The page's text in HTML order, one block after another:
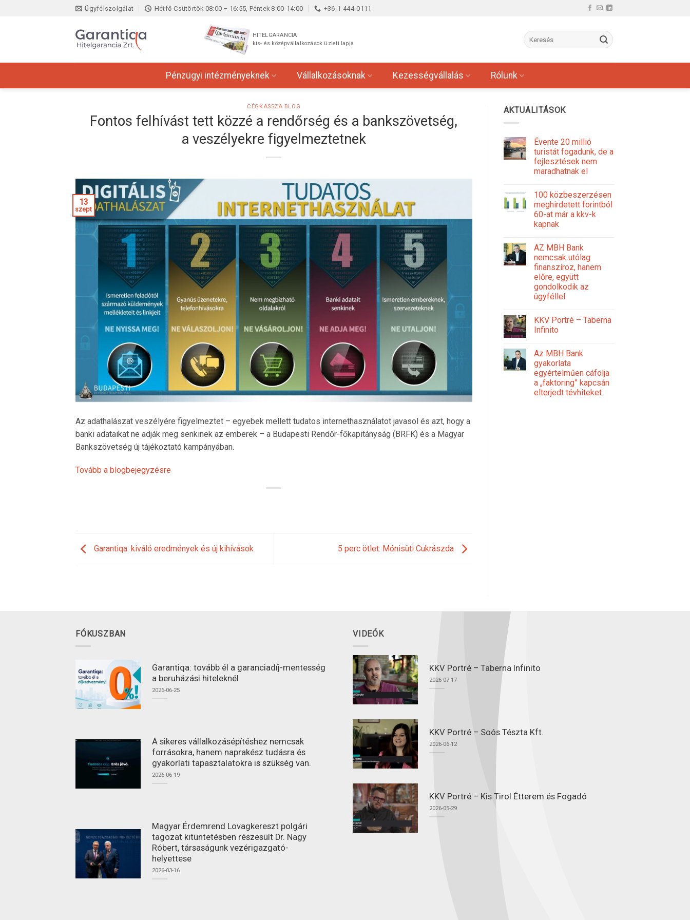
Ügyfélszolgálat Hétfő-Csütörtök 08:00 – 16:55, Péntek 8:00-14:00 +36-1-444-0111
HITELGARANCIA
kis- és középvállalkozások üzleti lapja
Pénzügyi intézményeknek Vállalkozásoknak Kezességvállalás Rólunk
CÉGKASSZA BLOG
Fontos felhívást tett közzé a rendőrség és a bankszövetség,
a veszélyekre figyelmeztetnek
13
szept
Az adathalászat veszélyére figyelmeztet – egyebek mellett tudatos internethasználatot javasol és azt, hogy a
banki adataikat ne adják meg senkinek az emberek – a Budapesti Rendőr-főkapitányság (BRFK) és a Magyar
Bankszövetség új tájékoztató kampányában.
Tovább a blogbejegyzésre
Garantiqa: kiváló eredmények és új kihívások 5 perc ötlet: Mónisüti Cukrászda
AKTUALITÁSOK
Évente 20 millió
turistát fogadunk, de a
fejlesztések nem
maradhatnak el
100 közbeszerzésen
meghirdetett forintból
60-at már a kkv-k
kapnak
AZ MBH Bank
nemcsak utólag
finanszíroz, hanem
előre, együtt
gondolkodik az
ügyféllel
KKV Portré – Taberna
Infinito
Az MBH Bank
gyakorlata
egyértelműen cáfolja
a „faktoring” kapcsán
elterjedt tévhiteket
FÓKUSZBAN
Garantiqa: tovább él a garanciadíj-mentesség
a beruházási hiteleknél
2026-06-25
A sikeres vállalkozásépítéshez nemcsak
forrásokra, hanem naprakész tudásra és
gyakorlati tapasztalatokra is szükség van.
2026-06-19
Magyar Érdemrend Lovagkereszt polgári
tagozat kitüntetésben részesült Dr. Nagy
Róbert, társaságunk vezérigazgató-
helyettese
2026-03-16
VIDEÓK
KKV Portré – Taberna Infinito
2026-07-17
KKV Portré – Soós Tészta Kft.
2026-06-12
KKV Portré – Kis Tirol Étterem és Fogadó
2026-05-29